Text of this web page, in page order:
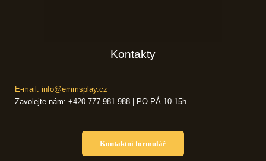
Kontakty
E-mail: info@emmsplay.cz
Zavolejte nám: +420 777 981 988 | PO-PÁ 10-15h
Kontaktní formulář